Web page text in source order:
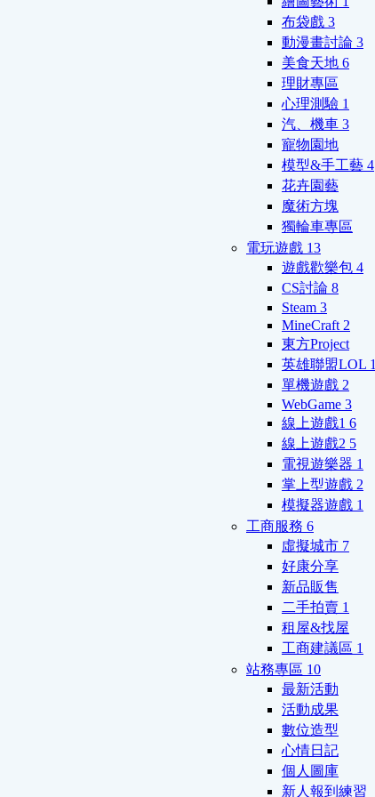
布袋戲 3
動漫畫討論 3
美食天地 6
理財專區
心理測驗 1
汽、機車 3
寵物園地
模型&手工藝 4
花卉園藝
魔術方塊
獨輪車專區
電玩遊戲 13
遊戲歡樂包 4
CS討論 8
Steam 3
MineCraft 2
東方Project
英雄聯盟LOL 1
單機遊戲 2
WebGame 3
線上遊戲1 6
線上遊戲2 5
電視遊樂器 1
掌上型遊戲 2
模擬器遊戲 1
工商服務 6
虛擬城市 7
好康分享
新品販售
二手拍賣 1
租屋&找屋
工商建議區 1
站務專區 10
最新活動
活動成果
數位造型
心情日記
個人圖庫
新人報到練習